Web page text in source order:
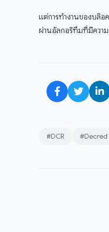
แต่การทำงานของบล๊อ
ผ่านอัลกอริทึมที่มีความ
#DCR #Decred